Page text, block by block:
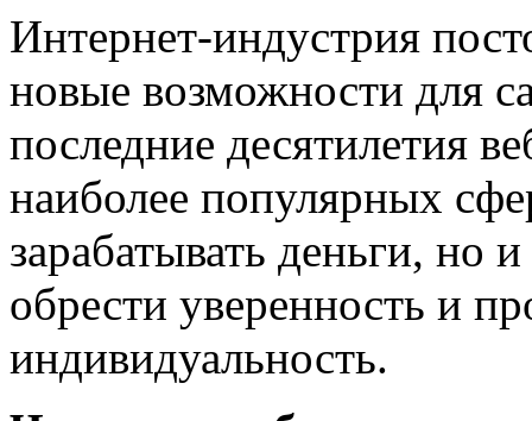
Интернет-индустрия
новые возможности для
последние десятилетия
наиболее популярных
зарабатывать деньги, но
обрести уверенность и
индивидуальность.